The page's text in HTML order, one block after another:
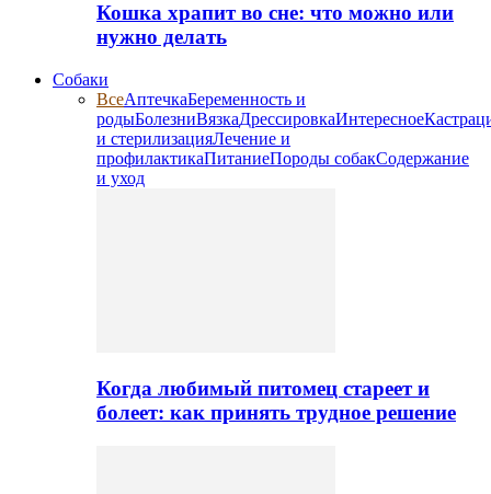
Кошка храпит во сне: что можно или
нужно делать
Собаки
ВсеАптечкаБеременность и
родыБолезниВязкаДрессировкаИнтересное
и стерилизацияЛечение и
профилактикаПитаниеПороды собакСодержание
и уход
Когда любимый питомец стареет и
болеет: как принять трудное решение